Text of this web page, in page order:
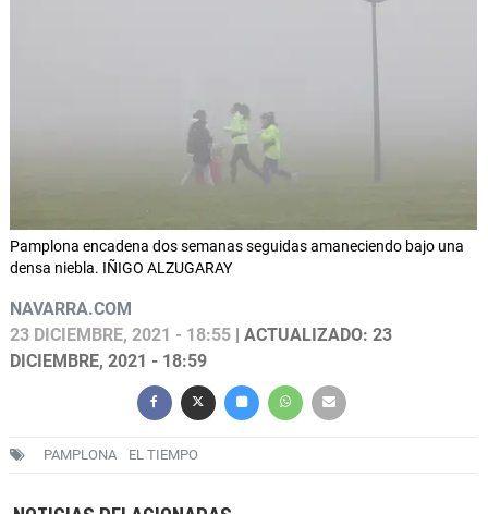
Pamplona encadena dos semanas seguidas amaneciendo bajo una
densa niebla. IÑIGO ALZUGARAY
NAVARRA.COM
23 DICIEMBRE, 2021 - 18:55 | ACTUALIZADO: 23
DICIEMBRE, 2021 - 18:59
PAMPLONA EL TIEMPO